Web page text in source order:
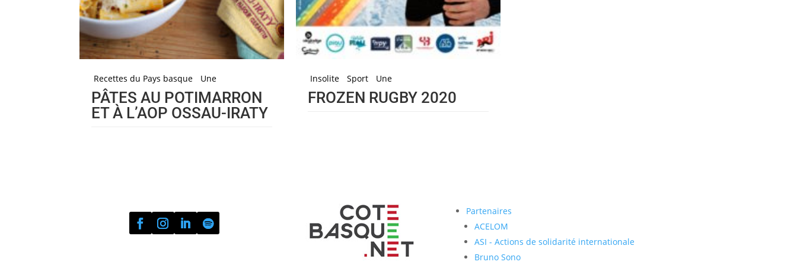
Recettes du Pays basque Une
PÂTES AU POTIMARRON
ET À L’AOP OSSAU-IRATY
Insolite Sport Une
FROZEN RUGBY 2020
Partenaires
ACELOM
ASI - Actions de solidarité internationale
Bruno Sono